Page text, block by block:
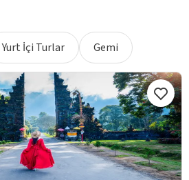
Yurt İçi Turlar Gemi